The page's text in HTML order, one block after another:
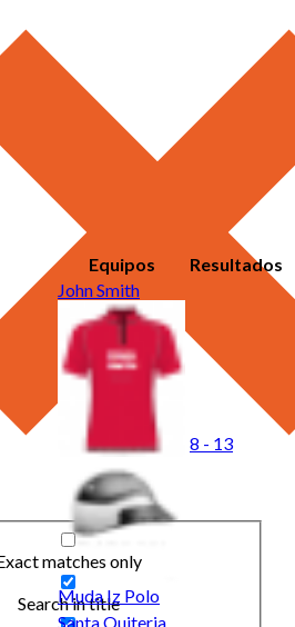
matches only
Search in title
Equipos Resultados
John Smith
Muda Iz Polo
8 - 13
Santa Quiteria